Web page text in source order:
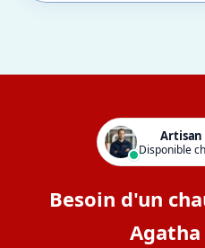
Artisan
Disponible
Besoin d'un
Agatha